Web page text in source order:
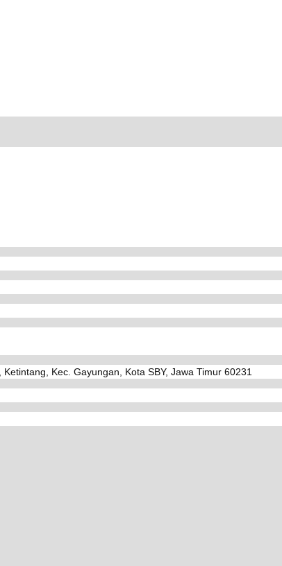
Kec. Gayungan, Kota SBY, Jawa Timur 60231